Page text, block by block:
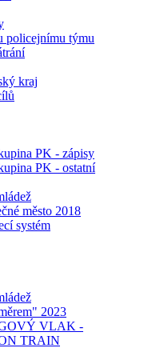
policejnímu týmu
kraj
PK - zápisy
PK - ostatní
město 2018
systém
2023
VLAK -
TRAIN